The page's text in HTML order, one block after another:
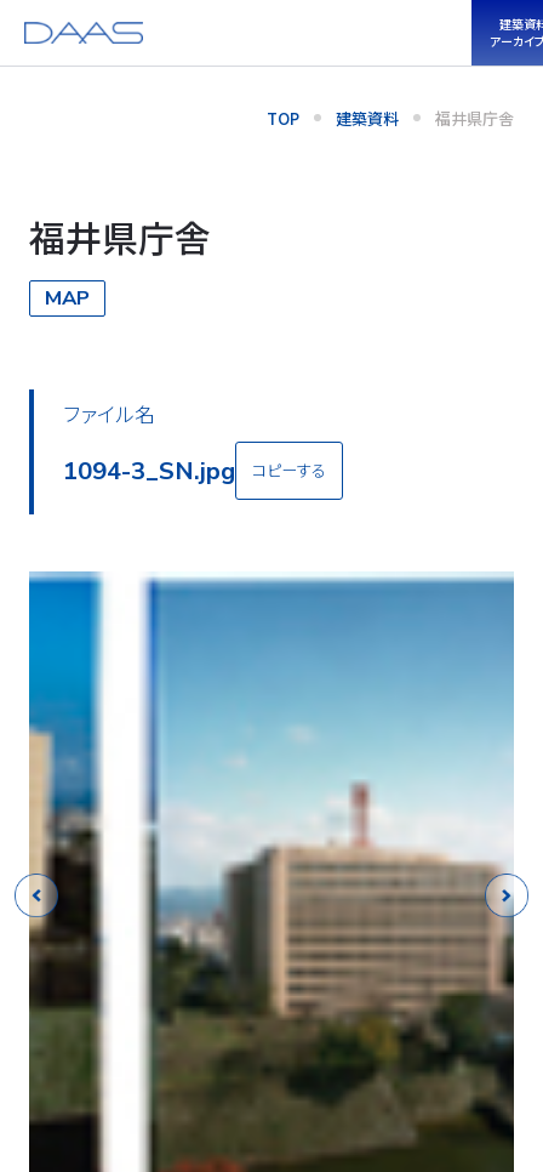
建築資
アーカイ
TOP 建築資料 福井県庁舎
福井県庁舎
MAP
ファイル名
1094-3_SN.jpg コピーする